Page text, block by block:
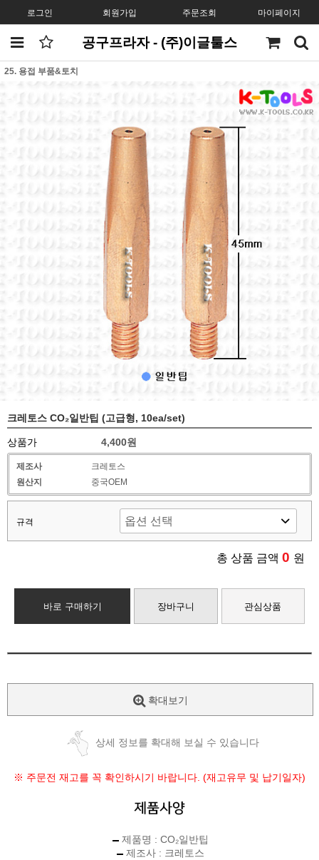
로그인 회원가입 주문조회 마이페이지
공구프라자 - (주)이글툴스
25. 용접 부품&토치
크레토스 CO₂일반팁 (고급형, 10ea/set)
상품가 4,400원
제조사
크레토스
원산지
중국OEM
규격
총 상품 금액 0 원
바로 구매하기 장바구니 관심상품
확대보기
상세 정보를 확대해 보실 수 있습니다
※ 주문전 재고를 꼭 확인하시기 바랍니다. (재고유무 및 납기일자)
제품명 : CO₂일반팁
제조사 : 크레토스